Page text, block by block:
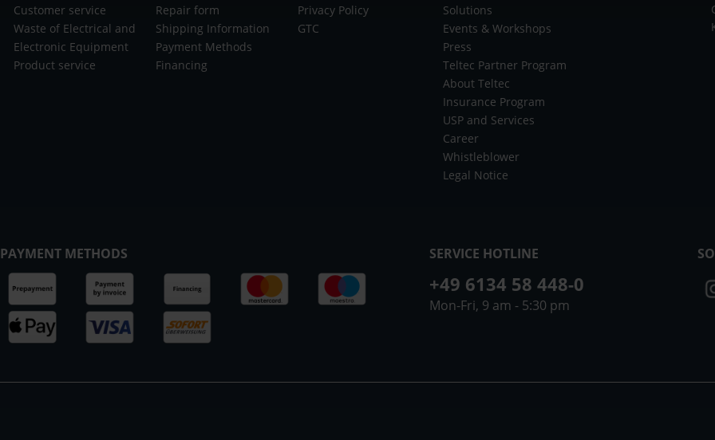
Customer service
Waste of Electrical and
Electronic Equipment
Product service
Repair form
Shipping Information
Payment Methods
Financing
Privacy Policy
GTC
Solutions
Events & Workshops
Press
Teltec Partner Program
About Teltec
Insurance Program
USP and Services
Career
Whistleblower
Legal Notice
PAYMENT METHODS SERVICE HOTLINE
+49 6134 58 448-0
Mon-Fri, 9 am - 5:30 pm